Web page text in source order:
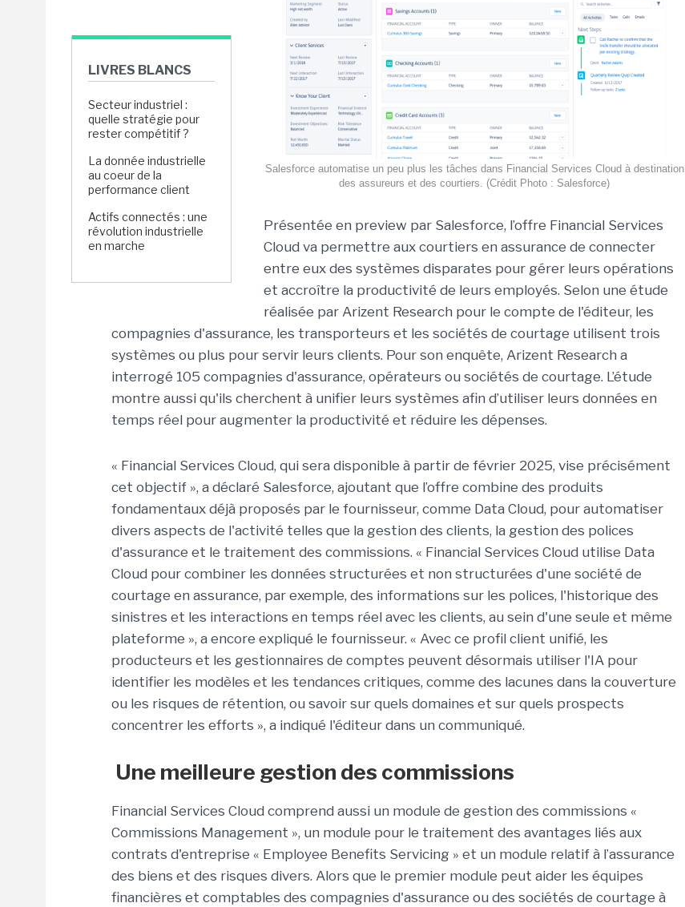
LIVRES BLANCS
Secteur industriel :
quelle stratégie pour
rester compétitif ?
La donnée industrielle
au coeur de la
performance client
Actifs connectés : une
révolution industrielle
en marche
Salesforce automatise un peu plus les tâches dans Financial Services Cloud à destination
des assureurs et des courtiers. (Crédit Photo : Salesforce)
Présentée en preview par Salesforce, l’offre Financial Services
Cloud va permettre aux courtiers en assurance de connecter
entre eux des systèmes disparates pour gérer leurs opérations
et accroître la productivité de leurs employés. Selon une étude
réalisée par Arizent Research pour le compte de l'éditeur, les
compagnies d'assurance, les transporteurs et les sociétés de courtage utilisent trois
systèmes ou plus pour servir leurs clients. Pour son enquête, Arizent Research a
interrogé 105 compagnies d'assurance, opérateurs ou sociétés de courtage. L’étude
montre aussi qu'ils cherchent à unifier leurs systèmes afin d’utiliser leurs données en
temps réel pour augmenter la productivité et réduire les dépenses.
« Financial Services Cloud, qui sera disponible à partir de février 2025, vise précisément
cet objectif », a déclaré Salesforce, ajoutant que l’offre combine des produits
fondamentaux déjà proposés par le fournisseur, comme Data Cloud, pour automatiser
divers aspects de l'activité telles que la gestion des clients, la gestion des polices
d'assurance et le traitement des commissions. « Financial Services Cloud utilise Data
Cloud pour combiner les données structurées et non structurées d'une société de
courtage en assurance, par exemple, des informations sur les polices, l'historique des
sinistres et les interactions en temps réel avec les clients, au sein d'une seule et même
plateforme », a encore expliqué le fournisseur. « Avec ce profil client unifié, les
producteurs et les gestionnaires de comptes peuvent désormais utiliser l'IA pour
identifier les modèles et les tendances critiques, comme des lacunes dans la couverture
ou les risques de rétention, ou savoir sur quels domaines et sur quels prospects
concentrer les efforts », a indiqué l'éditeur dans un communiqué.
Une meilleure gestion des commissions
Financial Services Cloud comprend aussi un module de gestion des commissions «
Commissions Management », un module pour le traitement des avantages liés aux
contrats d'entreprise « Employee Benefits Servicing » et un module relatif à l’assurance
des biens et des risques divers. Alors que le premier module peut aider les équipes
financières et comptables des compagnies d'assurance ou des sociétés de courtage à